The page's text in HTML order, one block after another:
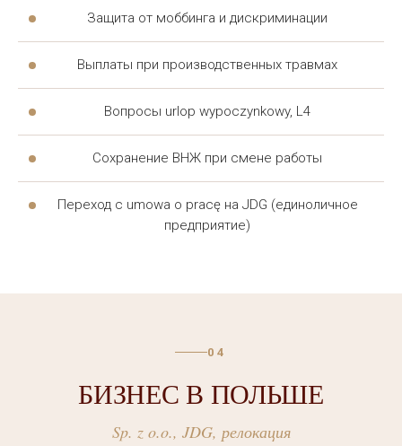
Каждый юрист компании специализируется на
команды. Полный перечень услуг обсуждается
индивидуально, а юрист отвечает на все вопросы
клиента. Правовая помощь охватывает не только
миграционные вопросы, но и трудовые, семейные и
административные дела.
Такая помощь особенно важна при подготовке
апелляций и обжаловании решений польских
работы с делами клиентов из разных стран Европы.
Защита от моббинга и дискриминации
Выплаты при производственных травмах
Вопросы urlop wypoczynkowy, L4
Сохранение ВНЖ при смене работы
Переход с umowa o pracę на JDG (единоличное
предприятие)
04
БИЗНЕС В ПОЛЬШЕ
Sp. z o.o., JDG, релокация